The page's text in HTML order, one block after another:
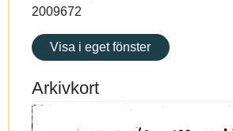
2009672
Visa i eget fönster
Arkivkort